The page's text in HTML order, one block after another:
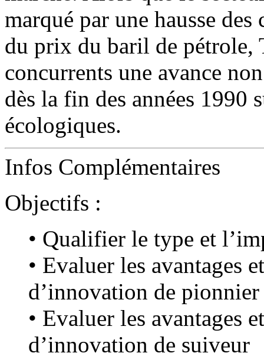
marqué par une hausse
du prix du baril de pétrole,
concurrents une avance
dès la fin des années 1990
écologiques.
Infos Complémentaires
Objectifs :
• Qualifier le type et
• Evaluer les avantages
d’innovation de pionnier
• Evaluer les avantages
d’innovation de suiveur